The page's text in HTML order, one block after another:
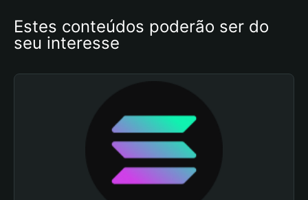
Estes conteúdos poderão ser do
seu interesse